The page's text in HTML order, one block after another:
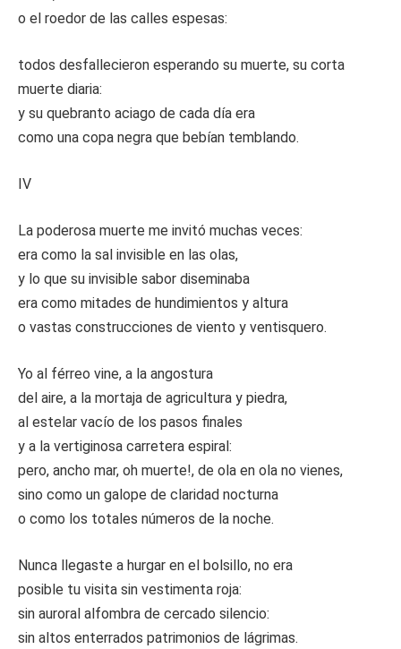
o el roedor de las calles espesas:
todos desfallecieron esperando su muerte, su corta
muerte diaria:
y su quebranto aciago de cada día era
como una copa negra que bebían temblando.
IV
La poderosa muerte me invitó muchas veces:
era como la sal invisible en las olas,
y lo que su invisible sabor diseminaba
era como mitades de hundimientos y altura
o vastas construcciones de viento y ventisquero.
Yo al férreo vine, a la angostura
del aire, a la mortaja de agricultura y piedra,
al estelar vacío de los pasos finales
y a la vertiginosa carretera espiral:
pero, ancho mar, oh muerte!, de ola en ola no vienes,
sino como un galope de claridad nocturna
o como los totales números de la noche.
Nunca llegaste a hurgar en el bolsillo, no era
posible tu visita sin vestimenta roja:
sin auroral alfombra de cercado silencio:
sin altos enterrados patrimonios de lágrimas.